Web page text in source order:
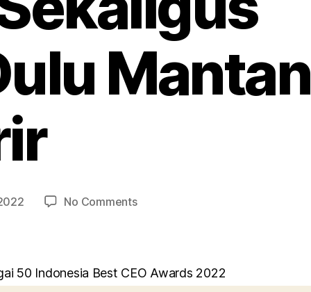
Mantan
No Commentson
Soeprapto
Sekaligus